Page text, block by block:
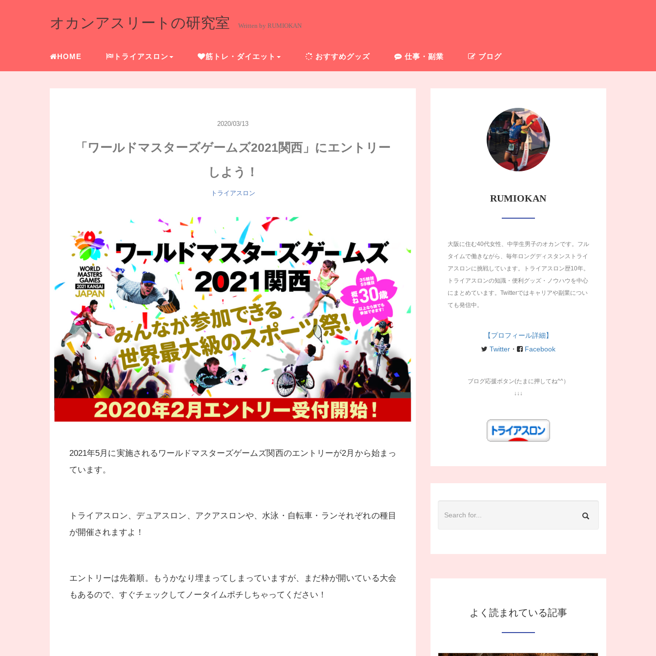
オカンアスリートの研究室 Written by RUMIOKAN
HOME トライアスロン 筋トレ・ダイエット おすすめグッズ 仕事・副業 ブログ
2020/03/13
「ワールドマスターズゲームズ2021関西」にエントリー
しよう！
トライアスロン
2021年5月に実施されるワールドマスターズゲームズ関西のエントリーが2月から始まっ
ています。
トライアスロン、デュアスロン、アクアスロンや、水泳・自転車・ランそれぞれの種目
が開催されますよ！
エントリーは先着順。もうかなり埋まってしまっていますが、まだ枠が開いている大会
もあるので、すぐチェックしてノータイムポチしちゃってください！
RUMIOKAN
大阪に住む40代女性、中学生男子のオカンです。フル
タイムで働きながら、毎年ロングディスタンストライ
アスロンに挑戦しています。トライアスロン歴10年。
トライアスロンの知識・便利グッズ・ノウハウを中心
にまとめています。Twitterではキャリアや副業につい
ても発信中。
【プロフィール詳細】
Twitter・ Facebook
ブログ応援ボタン(たまに押してね^^）
↓↓↓
よく読まれている記事